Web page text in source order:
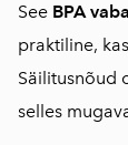
See BPA
praktiline,
Säilitusnõud
selles